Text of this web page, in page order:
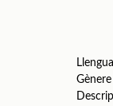
Gènere